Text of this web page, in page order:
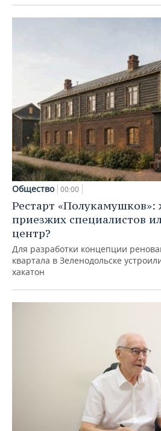
Общество 00:00
Рестарт «Полукамушков»:
приезжих специалистов
центр?
Для разработки концепции
квартала в Зеленодольске
хакатон